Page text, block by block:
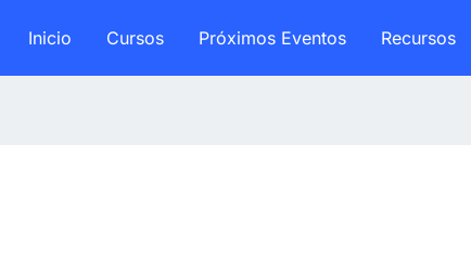
Inicio Cursos Próximos Eventos Recursos